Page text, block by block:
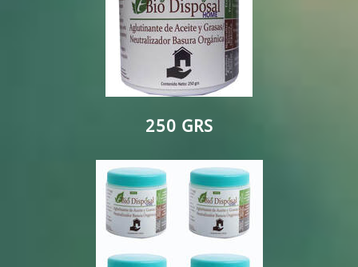
250 GRS